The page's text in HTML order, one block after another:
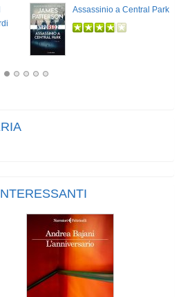
Assassinio a Central Park